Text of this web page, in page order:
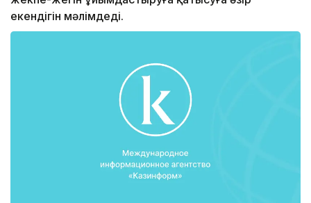
екендігін мәлімдеді.